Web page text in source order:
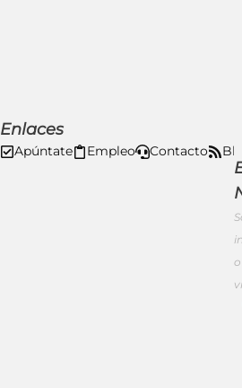
Enlaces
Apúntate Empleo Contacto